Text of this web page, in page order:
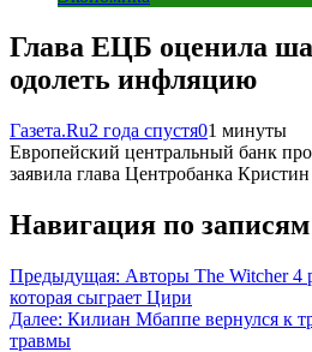
Глава ЕЦБ оценила
одолеть инфляцию
Газета.Ru2 года спустя01 минуты
Европейский центральный банк
заявила глава Центробанка
Навигация по записям
Предыдущая: Авторы The Witcher 4
которая сыграет Цири
Далее: Килиан Мбаппе вернулся к
травмы